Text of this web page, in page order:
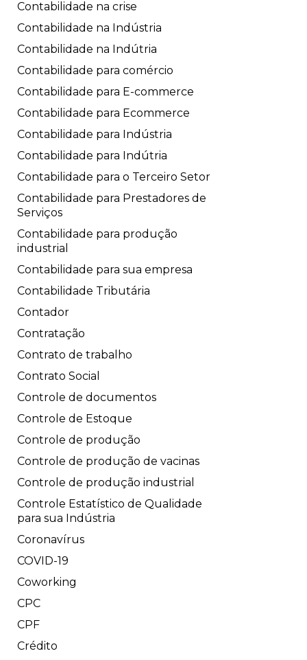
Contabilidade na crise
Contabilidade na Indústria
Contabilidade na Indútria
Contabilidade para comércio
Contabilidade para E-commerce
Contabilidade para Ecommerce
Contabilidade para Indústria
Contabilidade para Indútria
Contabilidade para o Terceiro Setor
Contabilidade para Prestadores de
Serviços
Contabilidade para produção
industrial
Contabilidade para sua empresa
Contabilidade Tributária
Contador
Contratação
Contrato de trabalho
Contrato Social
Controle de documentos
Controle de Estoque
Controle de produção
Controle de produção de vacinas
Controle de produção industrial
Controle Estatístico de Qualidade
para sua Indústria
Coronavírus
COVID-19
Coworking
CPC
CPF
Crédito